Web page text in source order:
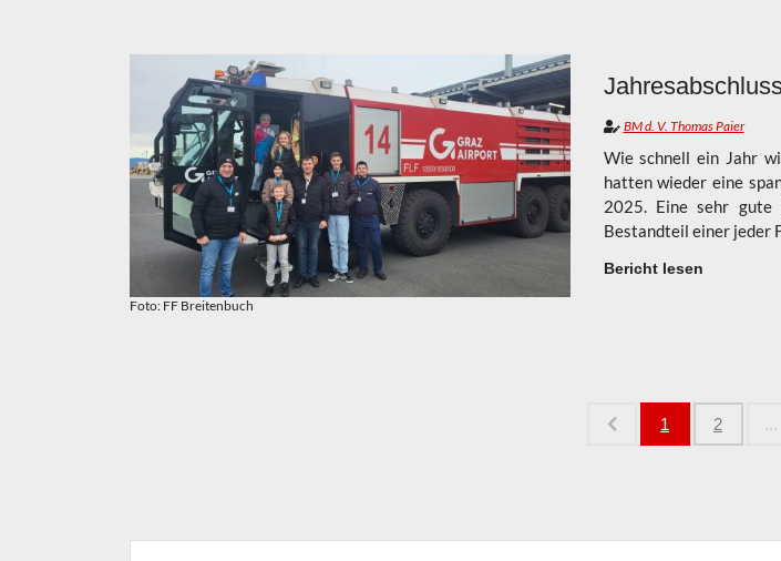
Foto: FF Breitenbuch
BM d. V. Thomas Paier
Wie schnell ein Jahr
hatten wieder eine
2025. Eine sehr gute
Bestandteil einer jeder
Bericht lesen
1 2 ...